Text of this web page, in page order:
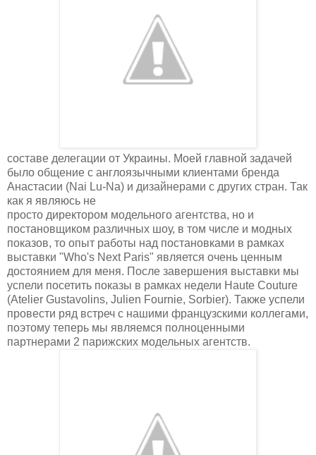
составе делегации от Украины. Моей главной задачей
было общение с англоязычными клиентами бренда
Анастасии (Nai Lu-Na) и дизайнерами с других стран. Так
как я являюсь не
просто директором модельного агентства, но и
постановщиком различных шоу, в том числе и модных
показов, то опыт работы над постановками в рамках
выставки "Who's Next Paris" является очень ценным
достоянием для меня. После завершения выставки мы
успели посетить показы в рамках недели Haute Couture
(Atelier Gustavolins, Julien Fournie, Sorbier). Также успели
провести ряд встреч с нашими французскими коллегами,
поэтому теперь мы являемся полноценными
партнерами 2 парижских модельных агентств.